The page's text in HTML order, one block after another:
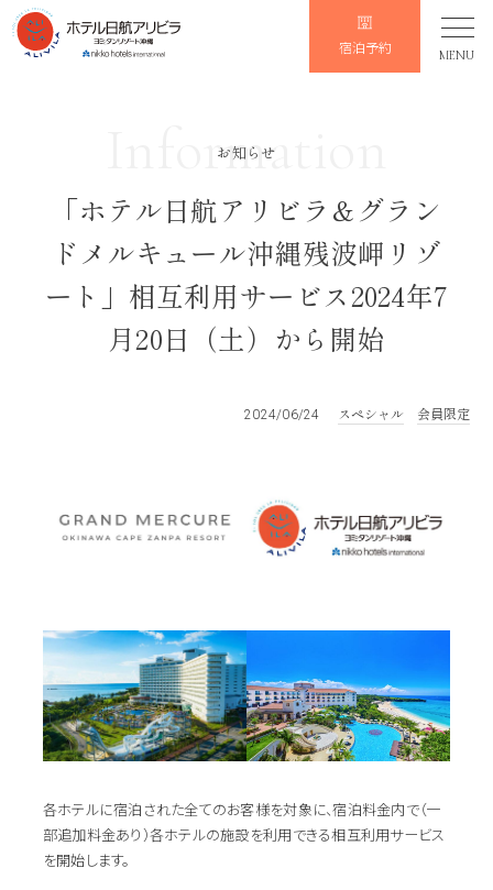
宿泊予約 MENU
Information
お知らせ
「ホテル日航アリビラ＆グラン
ドメルキュール沖縄残波岬リゾ
ート」相互利用サービス2024年7
月20日（土）から開始
2024/06/24 スペシャル 会員限定
各ホテルに宿泊された全てのお客様を対象に、宿泊料金内で（一
部追加料金あり）各ホテルの施設を利用できる相互利用サービス
を開始します。